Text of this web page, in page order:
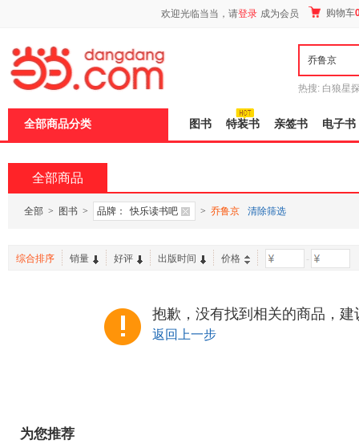
欢迎光临当当，请登录 成为会员 购物车
热搜: 白狼星
全部商品分类 图书 特装书 亲签书 电子书
全部商品
全部 > 图书 > 品牌： 快乐读书吧 > 乔鲁京 清除筛选
综合排序 销量 好评 出版时间 价格 -
抱歉，没有找到相关的商品，
返回上一步
为您推荐
页
加